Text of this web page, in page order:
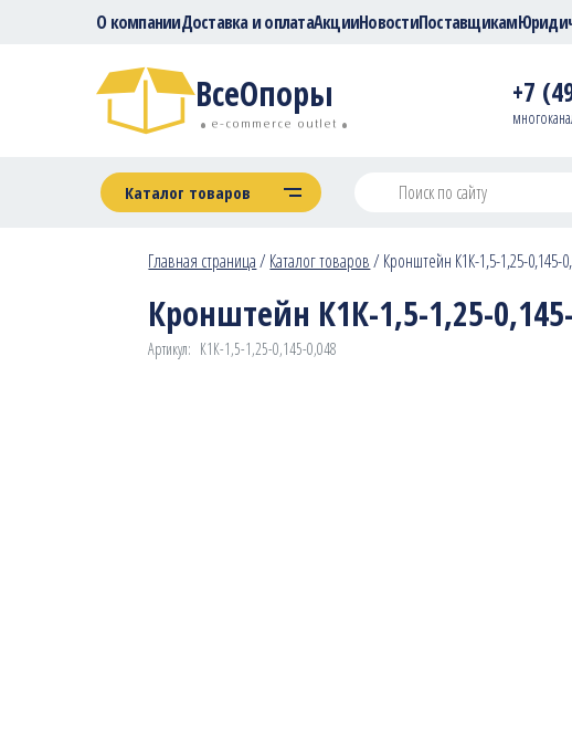
О компанииДоставка и оплатаАкцииНовостиПоставщикам
ВсеОпоры
e-commerce outlet
+7
Каталог товаров
Главная страница/Каталог товаров/Кронштейн К1К-1,5-1,25-0,145-
Кронштейн К1К-1,5-1,25-
Артикул: К1К-1,5-1,25-0,145-0,048